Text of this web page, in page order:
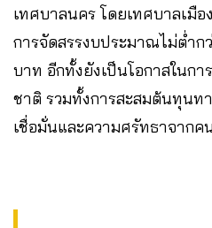
เทศบาลนคร​ โดยเทศบาลเมื
การจัดสรรงบประมาณไม่ต่ำก
บาท อีกทั้งยังเป็นโอกาสในกา
ชาติ รวมทั้งการสะสมต้นทุนท
เชื่อมั่นและความศรัทธาจาก